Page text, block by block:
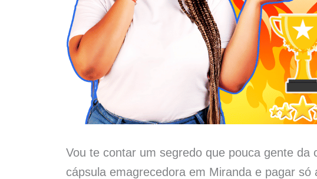
Vou te contar um segredo que pouca gente da
cápsula emagrecedora em Miranda e pagar